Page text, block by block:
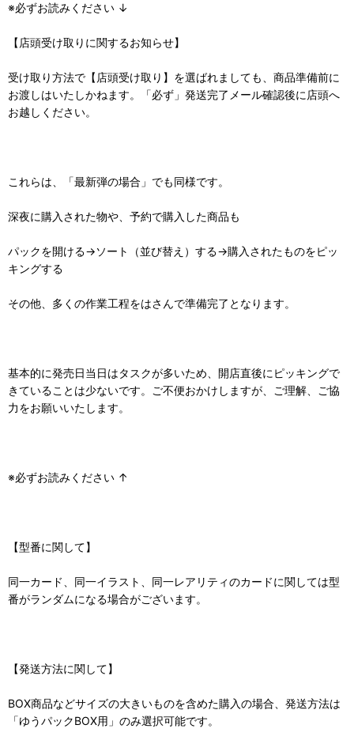
※必ずお読みください ↓
【店頭受け取りに関するお知らせ】
受け取り方法で【店頭受け取り】を選ばれましても、商品準備前に
お渡しはいたしかねます。「必ず」発送完了メール確認後に店頭へ
お越しください。
これらは、「最新弾の場合」でも同様です。
深夜に購入された物や、予約で購入した商品も
パックを開ける→ソート（並び替え）する→購入されたものをピッ
キングする
その他、多くの作業工程をはさんで準備完了となります。
基本的に発売日当日はタスクが多いため、開店直後にピッキングで
きていることは少ないです。ご不便おかけしますが、ご理解、ご協
力をお願いいたします。
※必ずお読みください ↑
【型番に関して】
同一カード、同一イラスト、同一レアリティのカードに関しては型
番がランダムになる場合がございます。
【発送方法に関して】
BOX商品などサイズの大きいものを含めた購入の場合、発送方法は
「ゆうパックBOX用」のみ選択可能です。